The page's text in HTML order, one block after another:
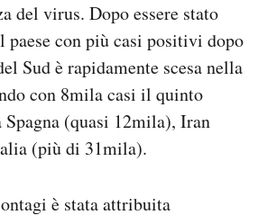
del virus. Dopo essere stato
con più casi positivi dopo
Sud è rapidamente scesa nella
con 8mila casi il quinto
Spagna (quasi 12mila), Iran
(più di 31mila).
è stata attribuita